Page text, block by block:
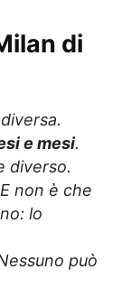
di
e mesi.
diverso.
non è che
lo
può